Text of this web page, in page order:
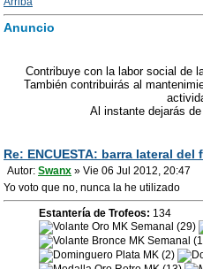
Anuncio
Contribuye con la labor social de
También contribuirás al
Al instante dejarás
Re: ENCUESTA: barra lateral del
Autor: Swanx » Vie 06 Jul 2012, 20:47
Yo voto que no, nunca la he utilizado
Estantería de Trofeos: 134